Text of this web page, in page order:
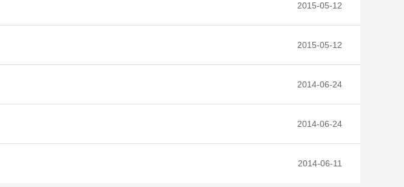
2015-05-12
2015-05-12
2014-06-24
2014-06-24
2014-06-11